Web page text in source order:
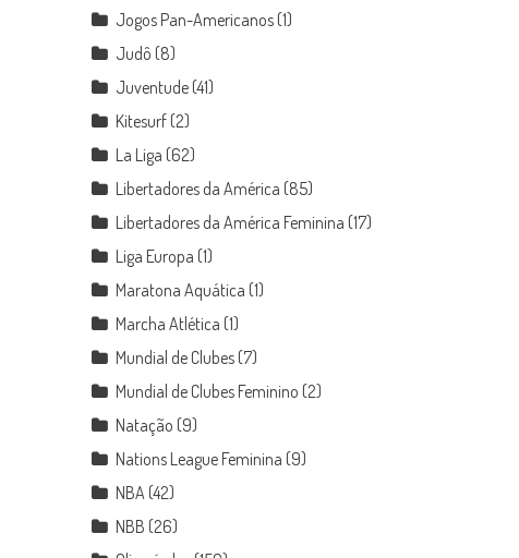
Jogos Pan-Americanos (1)
Judô (8)
Juventude (41)
Kitesurf (2)
La Liga (62)
Libertadores da América (85)
Libertadores da América Feminina (17)
Liga Europa (1)
Maratona Aquática (1)
Marcha Atlética (1)
Mundial de Clubes (7)
Mundial de Clubes Feminino (2)
Natação (9)
Nations League Feminina (9)
NBA (42)
NBB (26)